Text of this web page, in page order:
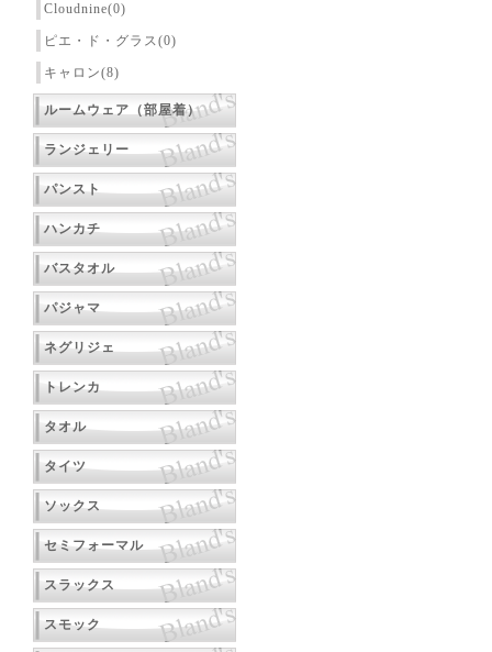
Cloudnine(0)
ピエ・ド・グラス(0)
キャロン(8)
ルームウェア（部屋着）
ランジェリー
パンスト
ハンカチ
バスタオル
パジャマ
ネグリジェ
トレンカ
タオル
タイツ
ソックス
セミフォーマル
スラックス
スモック